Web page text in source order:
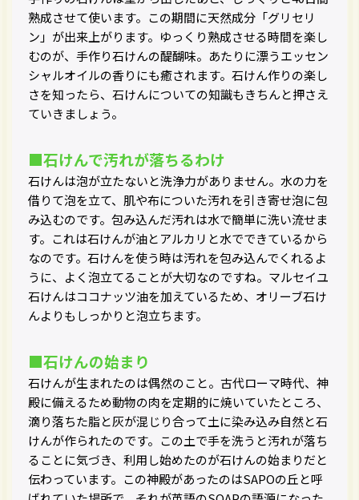
熟成させて使います。この期間に天然成分「グリセリ
ン」が出来上がります。ゆっくり熟成させる時間を楽し
むのが、手作り石けんの醍醐味。あたりに漂うエッセン
シャルオイルの香りにも癒されます。石けん作りの楽し
さを知ったら、石けんについての知識もきちんと押さえ
ていきましょう。
■石けんで汚れが落ちるわけ
石けんは泡が立たないと洗浄力がありません。水の力を
借りて泡を立て、肌や布についた汚れを引き寄せ泡に包
み込むのです。包み込んだ汚れは水で簡単に洗い流せま
す。これは石けんが油とアルカリと水でできているから
なのです。石けんを使う時は汚れを包み込んでくれるよ
うに、よく泡立てることが大切なのですね。マルセイユ
石けんはココナッツ油を加えているため、オリーブ石け
んよりもしっかりと泡立ちます。
■石けんの始まり
石けんが生まれたのは偶然のこと。古代ローマ時代、神
殿に備えるため動物の肉を定期的に焼いていたところ、
滴り落ちた脂と灰が混じり合って土に染み込み自然と石
けんが作られたのです。この土で手を洗うと汚れが落ち
ることに気づき、利用し始めたのが石けんの始まりだと
伝わっています。この神殿があったのはSAPOの丘と呼